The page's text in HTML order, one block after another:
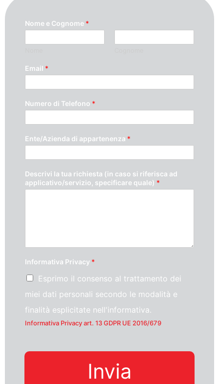
Nome e Cognome *
Email *
Numero di Telefono *
Ente/Azienda di appartenenza *
Descrivi la tua richiesta (in caso si riferisca ad
applicativo/servizio, specificare quale) *
Informativa Privacy *
Esprimo il consenso al trattamento dei
miei dati personali secondo le modalità e
finalità esplicitate nell'informativa.
Informativa Privacy art. 13 GDPR UE 2016/679
Invia